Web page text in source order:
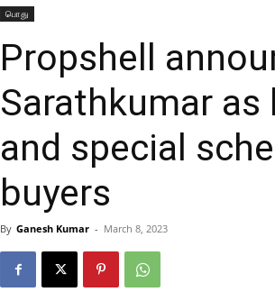
பொது
Propshell
Sarathkumar
and special
buyers
By Ganesh Kumar - March 8, 2023